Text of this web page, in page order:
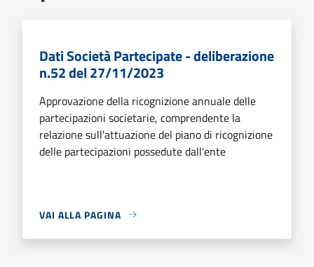
Dati Società Partecipate - deliberazione
n.52 del 27/11/2023
Approvazione della ricognizione annuale delle
partecipazioni societarie, comprendente la
relazione sull'attuazione del piano di ricognizione
delle partecipazioni possedute dall'ente
VAI ALLA PAGINA